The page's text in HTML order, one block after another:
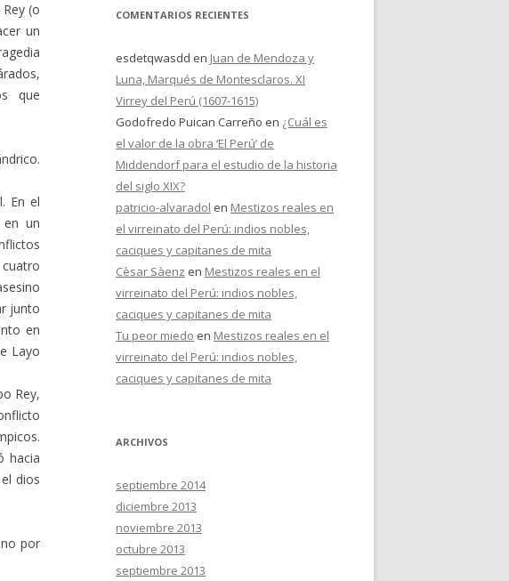
(o
un
que
En el
un
junto
en
Layo
Rey,
hacia
dios
por
COMENTARIOS RECIENTES
esdetqwasdd en Juan de Mendoza y
Luna, Marqués de Montesclaros. XI
Virrey del Perú (1607-1615)
Godofredo Puican Carreño en ¿Cuál es
el valor de la obra ‘El Perú’ de
Middendorf para el estudio de la historia
del siglo XIX?
patricio-alvaradol en Mestizos reales en
el virreinato del Perú: indios nobles,
caciques y capitanes de mita
Cèsar Sàenz en Mestizos reales en el
virreinato del Perú: indios nobles,
caciques y capitanes de mita
Tu peor miedo en Mestizos reales en el
virreinato del Perú: indios nobles,
caciques y capitanes de mita
ARCHIVOS
septiembre 2014
diciembre 2013
noviembre 2013
octubre 2013
septiembre 2013